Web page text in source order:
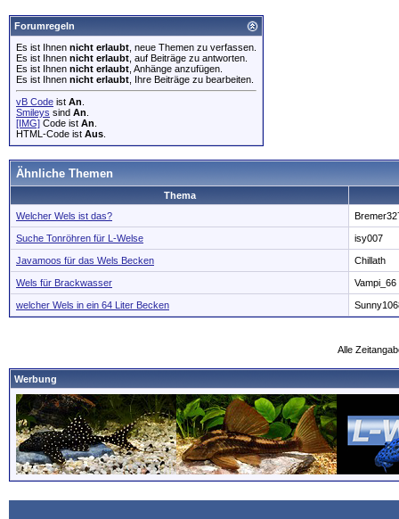
Forumregeln
Es ist Ihnen nicht erlaubt , neue Themen zu verfassen.
Es ist Ihnen nicht erlaubt , auf Beiträge zu antworten.
Es ist Ihnen nicht erlaubt , Anhänge anzufügen.
Es ist Ihnen nicht erlaubt , Ihre Beiträge zu bearbeiten.
vB Code ist An
Smileys sind An
[IMG] Code ist An
HTML-Code ist Aus
Ähnliche Themen
Thema
Welcher Wels ist das?
Suche Tonröhren für L-Welse isy007
Javamoos für das Wels Becken Chillath
Wels für Brackwasser Vampi_66
welcher Wels in ein 64 Liter Becken
Alle
Werbung